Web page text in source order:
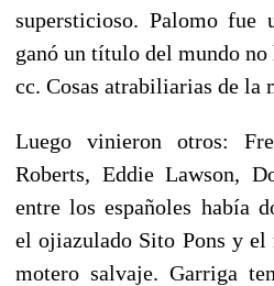
supersticioso. Palomo fue
ganó un título del mundo
cc. Cosas atrabiliarias de la
Luego vinieron otros:
Roberts, Eddie Lawson,
entre los españoles había
el ojiazulado Sito Pons y el
motero salvaje. Garriga